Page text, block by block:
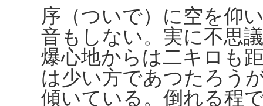
序（ついで）に空を仰
音もしない。実に不思
爆心地からは二キロも
は少い方であつたろう
傾いている。倒れる程